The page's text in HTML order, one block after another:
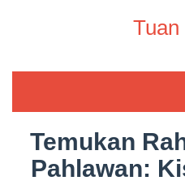
Tuan
Temukan
Pahlawan: